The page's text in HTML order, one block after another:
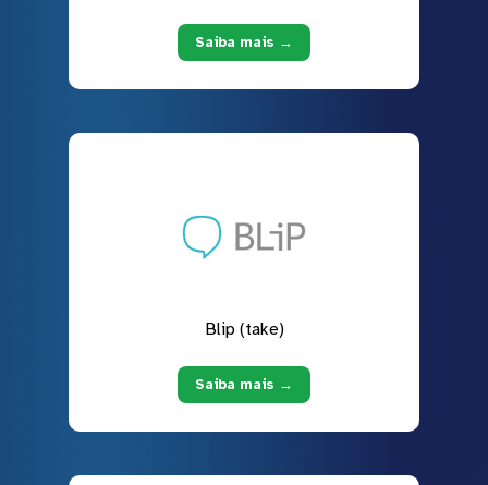
Saiba mais →
Blip (take)
Saiba mais →